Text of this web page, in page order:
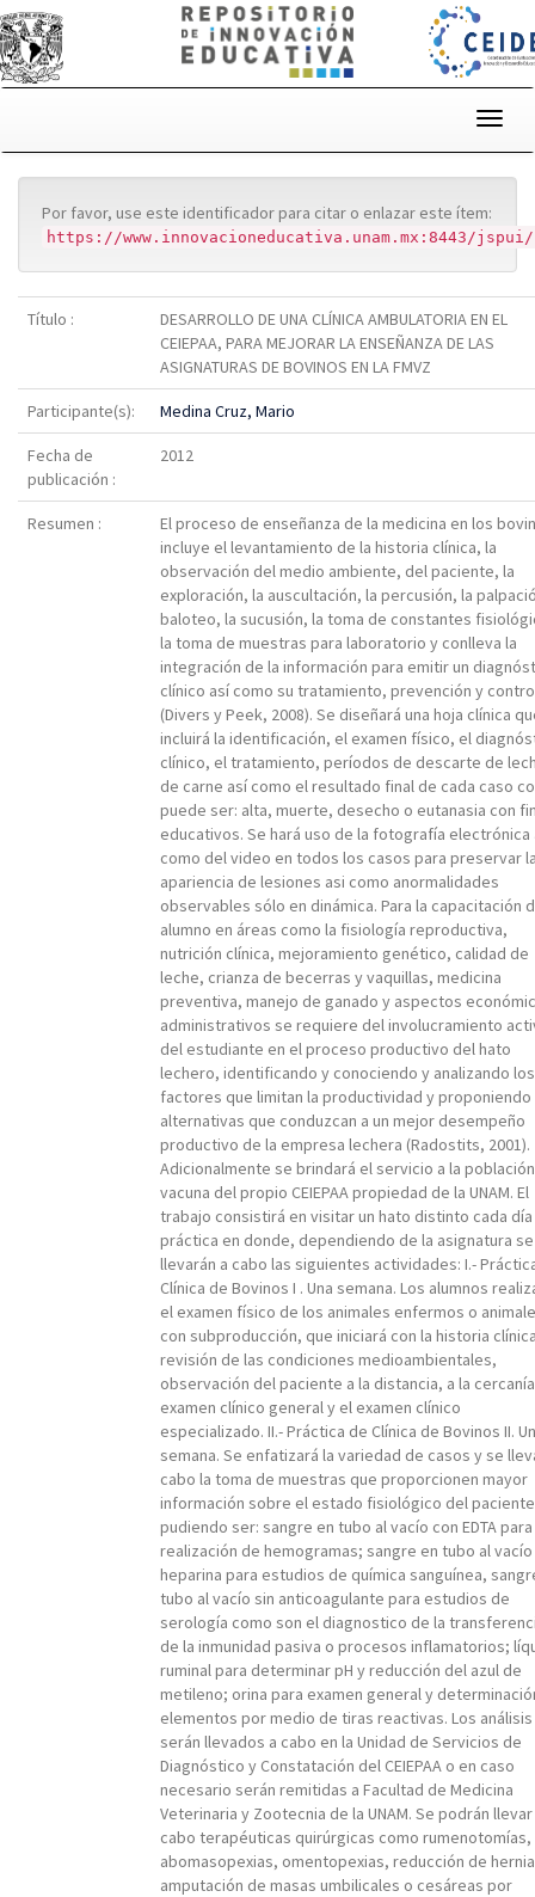
Por favor, use este identificador para citar o enlazar este ítem:
https://www.innovacioneducativa.unam.mx:8443/jspui/
Título :
DESARROLLO DE UNA CLÍNICA AMBULATORIA EN EL
CEIEPAA, PARA MEJORAR LA ENSEÑANZA DE LAS
ASIGNATURAS DE BOVINOS EN LA FMVZ
Participante(s): Medina Cruz, Mario
Fecha de
publicación :
2012
Resumen :
El proceso de enseñanza de la medicina en los
incluye el levantamiento de la historia clínica, la
observación del medio ambiente, del paciente, la
exploración, la auscultación, la percusión, la
baloteo, la sucusión, la toma de constantes
la toma de muestras para laboratorio y conlleva la
integración de la información para emitir un
clínico así como su tratamiento, prevención y
(Divers y Peek, 2008). Se diseñará una hoja clínica
incluirá la identificación, el examen físico, el
clínico, el tratamiento, períodos de descarte de
de carne así como el resultado final de cada caso
puede ser: alta, muerte, desecho o eutanasia con
educativos. Se hará uso de la fotografía electrónica
como del video en todos los casos para preservar
apariencia de lesiones asi como anormalidades
observables sólo en dinámica. Para la capacitación
alumno en áreas como la fisiología reproductiva,
nutrición clínica, mejoramiento genético, calidad de
leche, crianza de becerras y vaquillas, medicina
preventiva, manejo de ganado y aspectos
administrativos se requiere del involucramiento
del estudiante en el proceso productivo del hato
lechero, identificando y conociendo y analizando los
factores que limitan la productividad y proponiendo
alternativas que conduzcan a un mejor desempeño
productivo de la empresa lechera (Radostits, 2001).
Adicionalmente se brindará el servicio a la población
vacuna del propio CEIEPAA propiedad de la UNAM. El
trabajo consistirá en visitar un hato distinto cada
práctica en donde, dependiendo de la asignatura se
llevarán a cabo las siguientes actividades: I.-
Clínica de Bovinos I . Una semana. Los alumnos
el examen físico de los animales enfermos o
con subproducción, que iniciará con la historia
revisión de las condiciones medioambientales,
observación del paciente a la distancia, a la
examen clínico general y el examen clínico
especializado. II.- Práctica de Clínica de Bovinos II.
semana. Se enfatizará la variedad de casos y se
cabo la toma de muestras que proporcionen mayor
información sobre el estado fisiológico del paciente
pudiendo ser: sangre en tubo al vacío con EDTA
realización de hemogramas; sangre en tubo al
heparina para estudios de química sanguínea,
tubo al vacío sin anticoagulante para estudios de
serología como son el diagnostico de la
de la inmunidad pasiva o procesos inflamatorios;
ruminal para determinar pH y reducción del azul de
metileno; orina para examen general y
elementos por medio de tiras reactivas. Los análisis
serán llevados a cabo en la Unidad de Servicios de
Diagnóstico y Constatación del CEIEPAA o en caso
necesario serán remitidas a Facultad de Medicina
Veterinaria y Zootecnia de la UNAM. Se podrán llevar
cabo terapéuticas quirúrgicas como rumenotomías,
abomasopexias, omentopexias, reducción de
amputación de masas umbilicales o cesáreas por